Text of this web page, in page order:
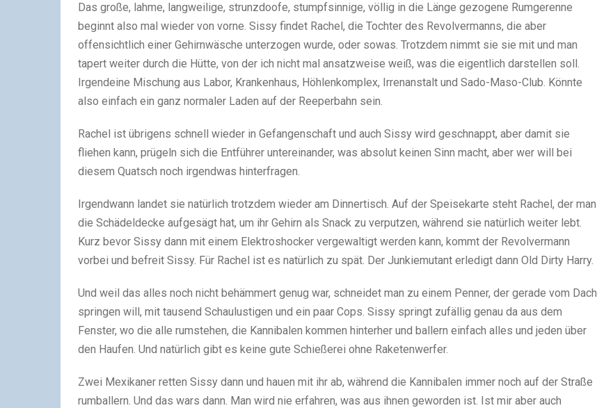
Das große, lahme, langweilige, strunzdoofe, stumpfsinnige, völlig in die Länge gezogene Rumgerenne
beginnt also mal wieder von vorne. Sissy findet Rachel, die Tochter des Revolvermanns, die aber
offensichtlich einer Gehirnwäsche unterzogen wurde, oder sowas. Trotzdem nimmt sie sie mit und man
tapert weiter durch die Hütte, von der ich nicht mal ansatzweise weiß, was die eigentlich darstellen soll.
Irgendeine Mischung aus Labor, Krankenhaus, Höhlenkomplex, Irrenanstalt und Sado-Maso-Club. Könnte
also einfach ein ganz normaler Laden auf der Reeperbahn sein.
Rachel ist übrigens schnell wieder in Gefangenschaft und auch Sissy wird geschnappt, aber damit sie
fliehen kann, prügeln sich die Entführer untereinander, was absolut keinen Sinn macht, aber wer will bei
diesem Quatsch noch irgendwas hinterfragen.
Irgendwann landet sie natürlich trotzdem wieder am Dinnertisch. Auf der Speisekarte steht Rachel, der man
die Schädeldecke aufgesägt hat, um ihr Gehirn als Snack zu verputzen, während sie natürlich weiter lebt.
Kurz bevor Sissy dann mit einem Elektroshocker vergewaltigt werden kann, kommt der Revolvermann
vorbei und befreit Sissy. Für Rachel ist es natürlich zu spät. Der Junkiemutant erledigt dann Old Dirty Harry.
Und weil das alles noch nicht behämmert genug war, schneidet man zu einem Penner, der gerade vom Dach
springen will, mit tausend Schaulustigen und ein paar Cops. Sissy springt zufällig genau da aus dem
Fenster, wo die alle rumstehen, die Kannibalen kommen hinterher und ballern einfach alles und jeden über
den Haufen. Und natürlich gibt es keine gute Schießerei ohne Raketenwerfer.
Zwei Mexikaner retten Sissy dann und hauen mit ihr ab, während die Kannibalen immer noch auf der Straße
rumballern. Und das wars dann. Man wird nie erfahren, was aus ihnen geworden ist. Ist mir aber auch